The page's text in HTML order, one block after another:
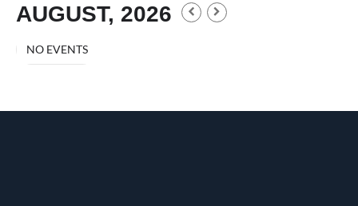
AUGUST, 2026
NO EVENTS